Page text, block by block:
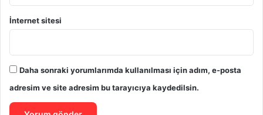
İnternet sitesi
Daha sonraki yorumlarımda kullanılması için adım, e-posta
adresim ve site adresim bu tarayıcıya kaydedilsin.